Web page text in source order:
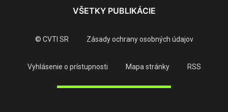
VŠETKY PUBLIKÁCIE
© CVTI SR Zásady ochrany osobných údajov
Vyhlásenie o prístupnosti Mapa stránky RSS